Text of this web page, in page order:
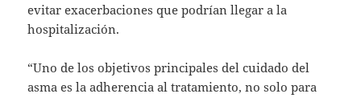
evitar exacerbaciones que podrían llegar a la
hospitalización.
“Uno de los objetivos principales del cuidado del
asma es la adherencia al tratamiento, no solo para